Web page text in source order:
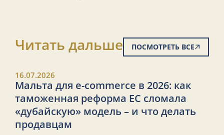
Читать дальше ПОСМОТРЕТЬ ВСЕ
16.07.2026
Мальта для e-commerce в 2026: как
таможенная реформа ЕС сломала
«дубайскую» модель – и что делать
продавцам